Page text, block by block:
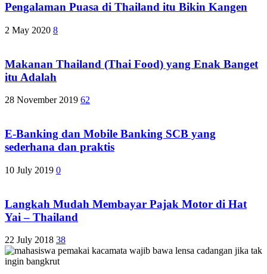
Pengalaman Puasa di Thailand itu Bikin Kangen
2 May 2020 8
Makanan Thailand (Thai Food) yang Enak Banget
itu Adalah
28 November 2019 62
E-Banking dan Mobile Banking SCB yang
sederhana dan praktis
10 July 2019 0
Langkah Mudah Membayar Pajak Motor di Hat
Yai – Thailand
22 July 2018 38